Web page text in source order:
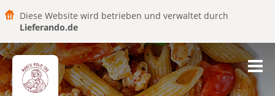
Diese Website wird betrieben und verwaltet durch
Lieferando.de